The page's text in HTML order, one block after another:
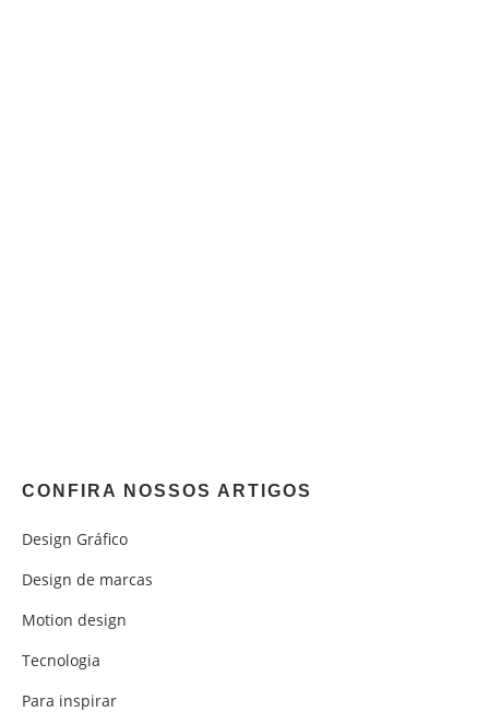
CONFIRA NOSSOS ARTIGOS
Design Gráfico
Design de marcas
Motion design
Tecnologia
Para inspirar